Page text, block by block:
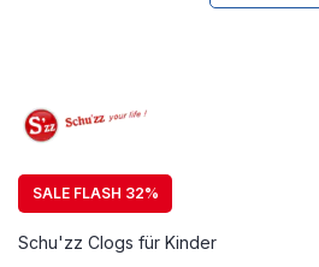
SALE FLASH 32%
Schu'zz Clogs für Kinder